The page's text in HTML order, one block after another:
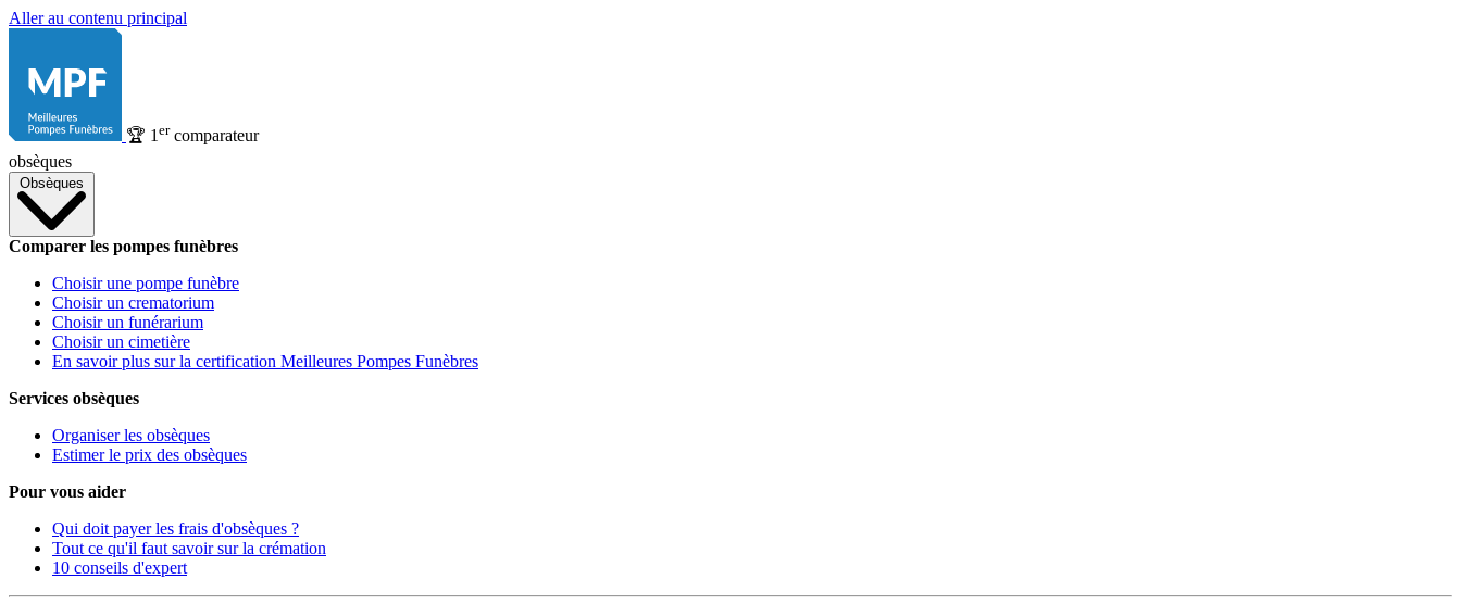
Aller au contenu principal
🏆 1 ercomparateur
obsèques
Obsèques
Comparer les pompes funèbres
Choisir une pompe funèbre
Choisir un crematorium
Choisir un funérarium
Choisir un cimetière
En savoir plus sur la certification Meilleures Pompes Funèbres
Services obsèques
Organiser les obsèques
Estimer le prix des obsèques
Pour vous aider
Qui doit payer les frais d'obsèques ?
Tout ce qu'il faut savoir sur la crémation
10 conseils d'expert